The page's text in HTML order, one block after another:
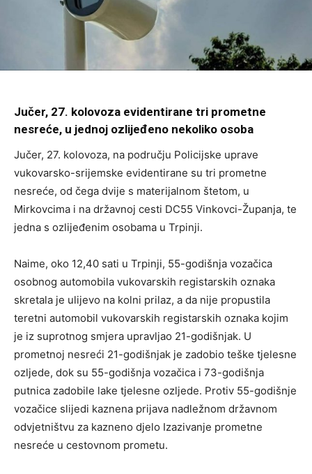
Jučer, 27. kolovoza evidentirane tri prometne
nesreće, u jednoj ozlijeđeno nekoliko osoba
Jučer, 27. kolovoza, na području Policijske uprave
vukovarsko-srijemske evidentirane su tri prometne
nesreće, od čega dvije s materijalnom štetom, u
Mirkovcima i na državnoj cesti DC55 Vinkovci-Županja, te
jedna s ozlijeđenim osobama u Trpinji.
Naime, oko 12,40 sati u Trpinji, 55-godišnja vozačica
osobnog automobila vukovarskih registarskih oznaka
skretala je ulijevo na kolni prilaz, a da nije propustila
teretni automobil vukovarskih registarskih oznaka kojim
je iz suprotnog smjera upravljao 21-godišnjak. U
prometnoj nesreći 21-godišnjak je zadobio teške tjelesne
ozljede, dok su 55-godišnja vozačica i 73-godišnja
putnica zadobile lake tjelesne ozljede. Protiv 55-godišnje
vozačice slijedi kaznena prijava nadležnom državnom
odvjetništvu za kazneno djelo Izazivanje prometne
nesreće u cestovnom prometu.